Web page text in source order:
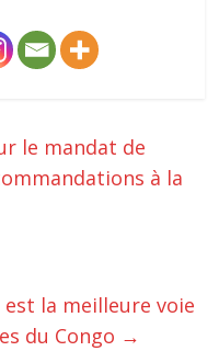
le mandat de
à la
est la meilleure voie
du Congo →